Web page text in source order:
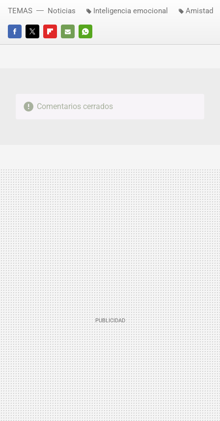
FACEBOOKTWITTERFLIPBOARD
E-
WHATSAPP
TEMAS Noticias Inteligencia emocional Amistad
Comentarios cerrados